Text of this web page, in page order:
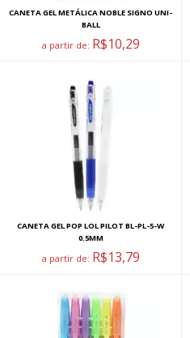
CANETA GEL METÁLICA NOBLE SIGNO UNI-
BALL
a partir de: R$10,29
CANETA GEL POP LOL PILOT BL-PL-5-W
0.5MM
a partir de: R$13,79